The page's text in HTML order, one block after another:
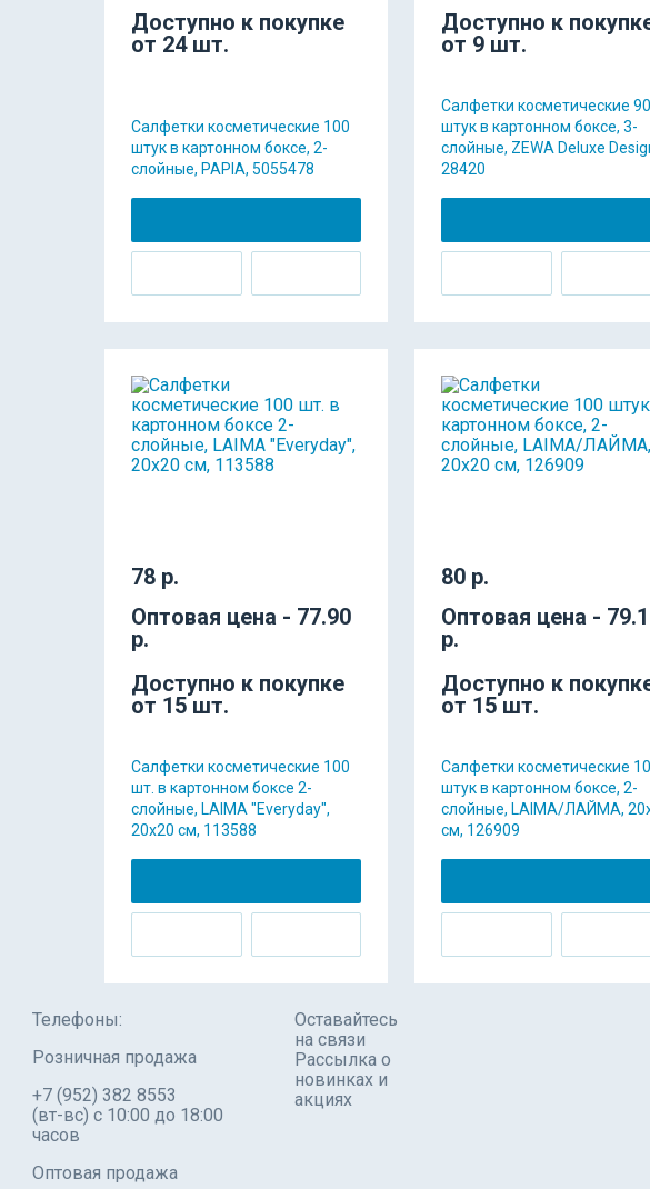
Доступно к покупке
от 24 шт.
Салфетки косметические 100
штук в картонном боксе, 2-
слойные, PAPIA, 5055478
Доступно к
от 9 шт.
Салфетки косметические 90
штук в картонном боксе, 3-
слойные, ZEWA Deluxe
28420
78 р.
Оптовая цена - 77.90
р.
Доступно к покупке
от 15 шт.
Салфетки косметические 100
шт. в картонном боксе 2-
слойные, LAIMA "Everyday",
20х20 см, 113588
80 р.
Оптовая цена -
р.
Доступно к
от 15 шт.
Салфетки косметические
штук в картонном боксе, 2-
слойные, LAIMA/ЛАЙМА,
см, 126909
Телефоны:
Розничная продажа
+7 (952) 382 8553
(вт-вс) c 10:00 до 18:00
часов
Оптовая продажа
Оставайтесь
на связи
Рассылка о
новинках и
акциях